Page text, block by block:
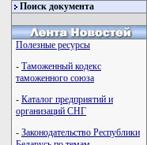
Поиск документа
Полезные ресурсы
- Таможенный кодекс
таможенного союза
- Каталог предприятий и
организаций СНГ
- Законодательство Республики